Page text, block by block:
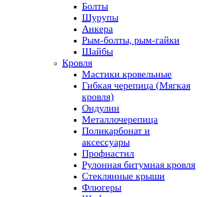
Болты
Шурупы
Анкера
Рым-болты, рым-гайки
Шайбы
Кровля
Мастики кровельные
Гибкая черепица (Мягкая
кровля)
Ондулин
Металлочерепица
Поликарбонат и
аксессуары
Профнастил
Рулонная битумная кровля
Стеклянные крыши
Флюгеры